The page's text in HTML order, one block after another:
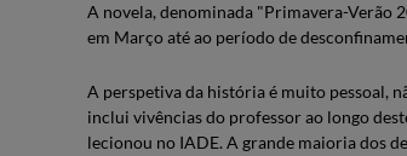
A novela, denominada "Primavera-Verão
em Março até ao período de
A perspetiva da história é muito pessoal,
inclui vivências do professor ao longo
lecionou no IADE. A grande maioria dos